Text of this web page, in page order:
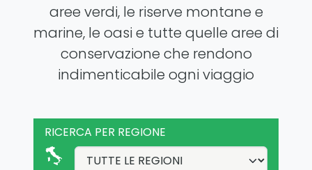
aree verdi, le riserve montane e
marine, le oasi e tutte quelle aree di
conservazione che rendono
indimenticabile ogni viaggio
RICERCA PER REGIONE